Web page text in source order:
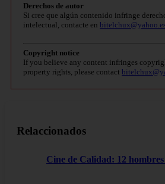
Derechos de autor
Si cree que algún contenido infringe
intelectual, contacte en
Copyright notice
If you believe any content infringes
property rights, please contact
Relaccionados
Cine de Calidad: 12